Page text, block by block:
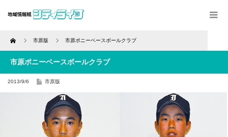
Home 市原版 市原ポニーベースボールクラブ
市原ポニーベースボールクラブ
2013/9/6 市原版